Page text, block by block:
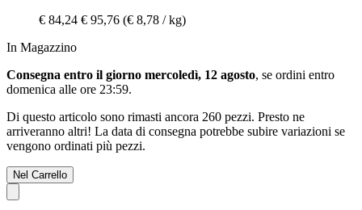
€ 84,24 € 95,76 (€ 8,78 / kg)
In Magazzino
Consegna entro il giorno mercoledì, 12 agosto, se ordini entro
domenica alle ore 23:59.
Di questo articolo sono rimasti ancora 260 pezzi. Presto ne
arriveranno altri! La data di consegna potrebbe subire variazioni se
vengono ordinati più pezzi.
Nel Carrello